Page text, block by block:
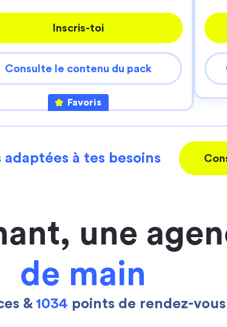
Inscris-toi
Consulte le contenu du pack
Favoris
adaptées à tes besoins
une
de main
& 1034 points de rendez-vous